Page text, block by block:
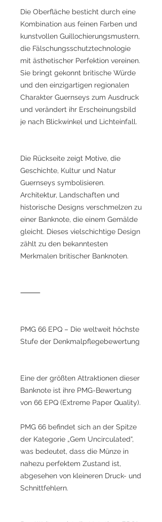
Die Oberfläche besticht durch eine
Kombination aus feinen Farben und
kunstvollen Guillochierungsmustern,
die Fälschungsschutztechnologie
mit ästhetischer Perfektion vereinen.
Sie bringt gekonnt britische Würde
und den einzigartigen regionalen
Charakter Guernseys zum Ausdruck
und verändert ihr Erscheinungsbild
je nach Blickwinkel und Lichteinfall.
Die Rückseite zeigt Motive, die
Geschichte, Kultur und Natur
Guernseys symbolisieren.
Architektur, Landschaften und
historische Designs verschmelzen zu
einer Banknote, die einem Gemälde
gleicht. Dieses vielschichtige Design
zählt zu den bekanntesten
Merkmalen britischer Banknoten.
⸻
PMG 66 EPQ – Die weltweit höchste
Stufe der Denkmalpflegebewertung
Eine der größten Attraktionen dieser
Banknote ist ihre PMG-Bewertung
von 66 EPQ (Extreme Paper Quality).
PMG 66 befindet sich an der Spitze
der Kategorie „Gem Uncirculated“,
was bedeutet, dass die Münze in
nahezu perfektem Zustand ist,
abgesehen von kleineren Druck- und
Schnittfehlern.